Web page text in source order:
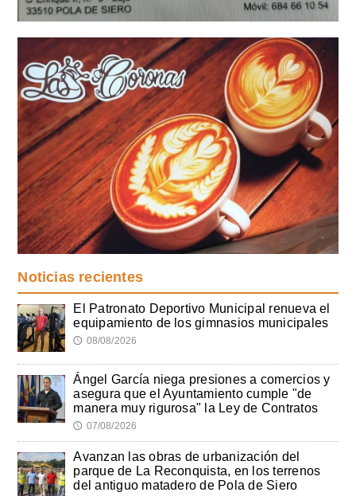
Noticias recientes
El Patronato Deportivo Municipal renueva el
equipamiento de los gimnasios municipales
🕔 08/08/2026
Ángel García niega presiones a comercios y
asegura que el Ayuntamiento cumple "de
manera muy rigurosa" la Ley de Contratos
🕔 07/08/2026
Avanzan las obras de urbanización del
parque de La Reconquista, en los terrenos
del antiguo matadero de Pola de Siero